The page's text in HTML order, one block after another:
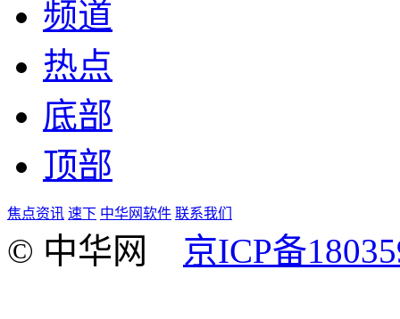
频道
热点
底部
顶部
焦点资讯 速下 中华网软件 联系我们
© 中华网 京ICP备